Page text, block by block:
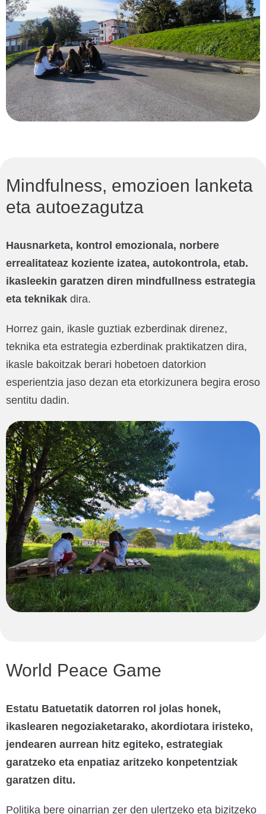
Mindfulness, emozioen lanketa
eta autoezagutza
Hausnarketa, kontrol emozionala, norbere
errealitateaz koziente izatea, autokontrola, etab.
ikasleekin garatzen diren mindfullness estrategia
eta teknikak dira.
Horrez gain, ikasle guztiak ezberdinak direnez,
teknika eta estrategia ezberdinak praktikatzen dira,
ikasle bakoitzak berari hobetoen datorkion
esperientzia jaso dezan eta etorkizunera begira eroso
sentitu dadin.
World Peace Game
Estatu Batuetatik datorren rol jolas honek,
ikaslearen negoziaketarako, akordiotara iristeko,
jendearen aurrean hitz egiteko, estrategiak
garatzeko eta enpatiaz aritzeko konpetentziak
garatzen ditu.
Politika bere oinarrian zer den ulertzeko eta bizitzeko